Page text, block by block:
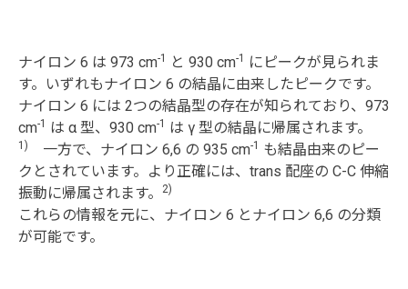
ナイロン 6 は 973 cm-1 と 930 cm-1
にピークが見られま
す。いずれもナイロン 6 の結晶に由来したピークです。
ナイロン 6 には 2つの結晶型の存在が知られており、973
cm-1 は α 型、930 cm-1 は γ 型の結晶に帰属されます。
1) 一方で、ナイロン 6,6 の 935 cm-1 も結晶由来のピー
クとされています。より正確には、trans 配座の C-C 伸縮
振動に帰属されます。
2)
これらの情報を元に、ナイロン 6 とナイロン 6,6 の分類
が可能です。